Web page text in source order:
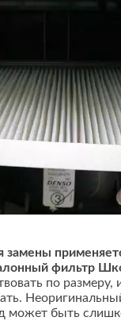
замены
фильтр
по размеру,
может быть